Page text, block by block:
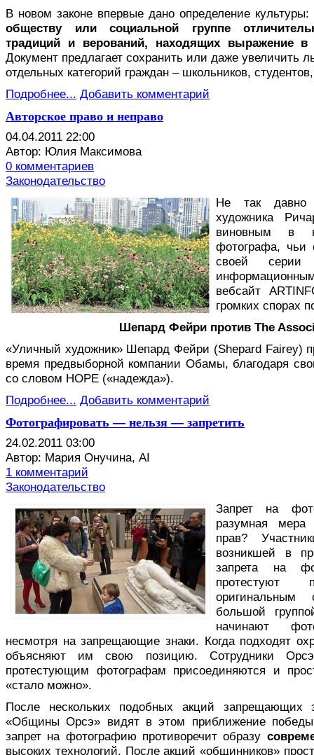
В новом законе впервые дано определение культуры:
обществу или социальной группе
традиций и верований, находящих выражение в
Документ предлагает сохранить или даже увеличить
отдельных категорий граждан – школьников,
Подробнее... Добавить комментарий
Авторское право и неправо
04.04.2011 22:00
Автор: Юлия Максимова
0 комментариев
Законодательство
Не так давно
художника
виновным в
фотографа, чьи
своей серии
вебсайт
громких спорах
Шепард Фейри против The
«Уличный художник» Шепард Фейри (Shepard Fairey)
время предвыборной компании Обамы, благодаря
со словом HOPE («надежда»).
Подробнее... Добавить комментарий
Фотографировать — нельзя — запретить
24.02.2011 03:00
Автор: Мария Онучина, AI
1 комментарий
Законодательство
Запрет на
разумная мера
прав?
возникшей в
запрета на
протестуют
оригинальным
большой
начинают
несмотря на запрещающие знаки. Когда подходят
объясняют им свою позицию. Сотрудники
протестующим фотографам присоединяются и
«стало можно».
После нескольких подобных акций
«Общины Орсэ» видят в этом приближение
запрет на фотографию противоречит образу
высоких технологий. После акций «общинников»